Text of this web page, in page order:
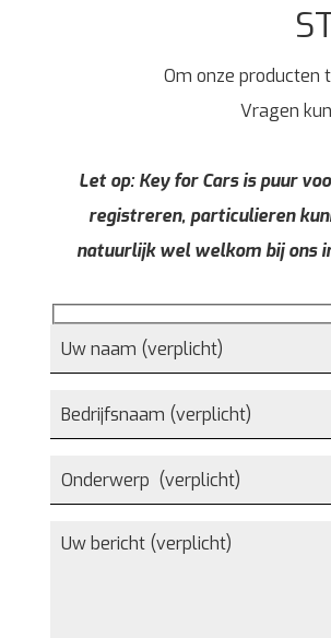
Om onze producten
Vragen
Let op: Key for Cars is puur
registreren, particulieren
natuurlijk wel welkom bij ons